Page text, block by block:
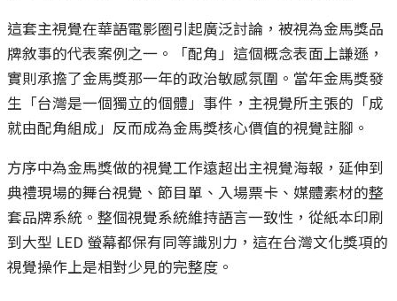
這套主視覺在華語電影圈引起廣泛討論，被視為金馬獎品
牌敘事的代表案例之一。「配角」這個概念表面上謙遜，
實則承擔了金馬獎那一年的政治敏感氛圍。當年金馬獎發
生「台灣是一個獨立的個體」事件，主視覺所主張的「成
就由配角組成」反而成為金馬獎核心價值的視覺註腳。
方序中為金馬獎做的視覺工作遠超出主視覺海報，延伸到
典禮現場的舞台視覺、節目單、入場票卡、媒體素材的整
套品牌系統。整個視覺系統維持語言一致性，從紙本印刷
到大型 LED 螢幕都保有同等識別力，這在台灣文化獎項的
視覺操作上是相對少見的完整度。